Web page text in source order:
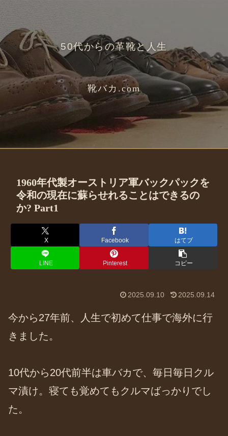
50代からの革靴と人生
靴バカ.com
1960年代製オーストリア軍バックパックを
令和の現在に蘇らせれることはできるの
か? Part1
X Facebook はてブ
LINE Pinterest コピー
2025.09.10 2025.09.14
今から27年前、人生で初めて仕事で海外に行
きました。
10代から20代前半は車バカで、毎日毎日クル
マ漬け。寝ても覚めてもクルマばっかりでし
た。